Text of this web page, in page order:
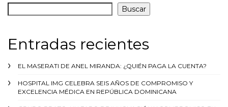
Buscar
Entradas recientes
EL MASERATI DE ANEL MIRANDA: ¿QUIÉN PAGA LA CUENTA?
HOSPITAL IMG CELEBRA SEIS AÑOS DE COMPROMISO Y
EXCELENCIA MÉDICA EN REPÚBLICA DOMINICANA